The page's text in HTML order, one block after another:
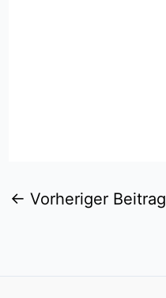
← Vorheriger Beitrag